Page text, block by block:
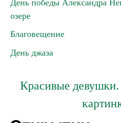
День победы Александра
озере
Благовещение
День джаза
Красивые